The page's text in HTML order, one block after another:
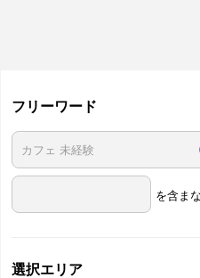
フリーワード
を含ま
選択エリア